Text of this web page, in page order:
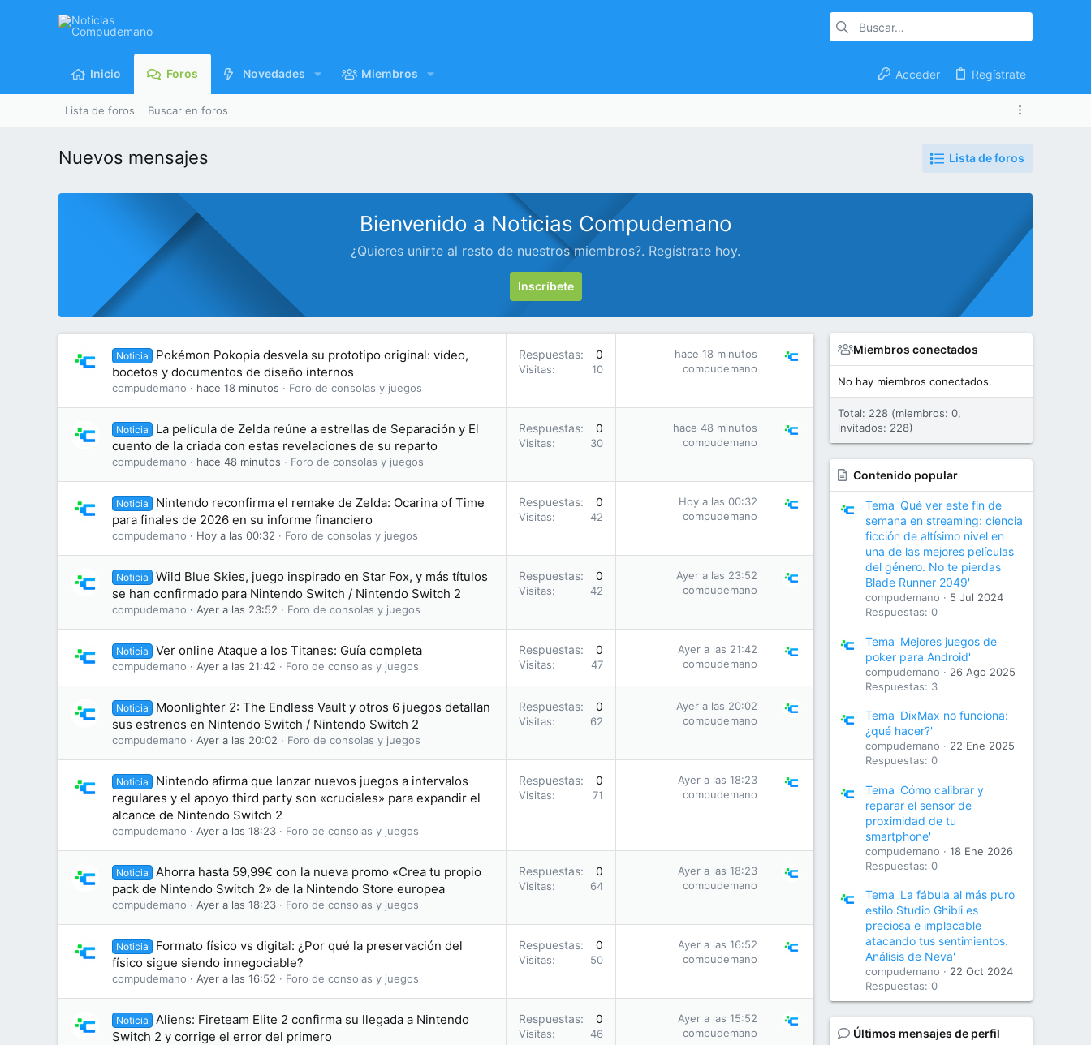
Inicio Foros Novedades Miembros Acceder Regístrate
Lista de foros Buscar en foros
Nuevos mensajes Lista de foros
Bienvenido a Noticias Compudemano
¿Quieres unirte al resto de nuestros miembros?. Regístrate hoy.
Inscríbete
Noticia
Pokémon Pokopia desvela su prototipo original: vídeo,
bocetos y documentos de diseño internos
compudemano hace 18 minutos Foro de consolas y juegos
Respuestas 0
Visitas 10
hace 18 minutos
compudemano
Noticia
La película de Zelda reúne a estrellas de Separación y El
cuento de la criada con estas revelaciones de su reparto
compudemano hace 48 minutos Foro de consolas y juegos
Respuestas 0
Visitas 30
hace 48 minutos
compudemano
Noticia
Nintendo reconfirma el remake de Zelda: Ocarina of Time
para finales de 2026 en su informe financiero
compudemano Hoy a las 00:32 Foro de consolas y juegos
Respuestas 0
Visitas 42
Hoy a las 00:32
compudemano
Noticia
Wild Blue Skies, juego inspirado en Star Fox, y más títulos
se han confirmado para Nintendo Switch / Nintendo Switch 2
compudemano Ayer a las 23:52 Foro de consolas y juegos
Respuestas 0
Visitas 42
Ayer a las 23:52
compudemano
Noticia Ver online Ataque a los Titanes: Guía completa
compudemano Ayer a las 21:42 Foro de consolas y juegos
Respuestas 0
Visitas 47
Ayer a las 21:42
compudemano
Noticia
Moonlighter 2: The Endless Vault y otros 6 juegos detallan
sus estrenos en Nintendo Switch / Nintendo Switch 2
compudemano Ayer a las 20:02 Foro de consolas y juegos
Respuestas 0
Visitas 62
Ayer a las 20:02
compudemano
Noticia
Nintendo afirma que lanzar nuevos juegos a intervalos
regulares y el apoyo third party son «cruciales» para expandir el
alcance de Nintendo Switch 2
compudemano Ayer a las 18:23 Foro de consolas y juegos
Respuestas 0
Visitas 71
Ayer a las 18:23
compudemano
Noticia
Ahorra hasta 59,99€ con la nueva promo «Crea tu propio
pack de Nintendo Switch 2» de la Nintendo Store europea
compudemano Ayer a las 18:23 Foro de consolas y juegos
Respuestas 0
Visitas 64
Ayer a las 18:23
compudemano
Noticia
Formato físico vs digital: ¿Por qué la preservación del
físico sigue siendo innegociable?
compudemano Ayer a las 16:52 Foro de consolas y juegos
Respuestas 0
Visitas 50
Ayer a las 16:52
compudemano
Noticia
Aliens: Fireteam Elite 2 confirma su llegada a Nintendo
Switch 2 y corrige el error del primero
Respuestas 0
Visitas 46
Ayer a las 15:52
compudemano
Miembros conectados
No hay miembros conectados.
Total: 228 (miembros: 0,
invitados: 228)
Contenido popular
Tema 'Qué ver este fin de
semana en streaming: ciencia
ficción de altísimo nivel en
una de las mejores películas
del género. No te pierdas
Blade Runner 2049'
compudemano
5 Jul 2024
Respuestas: 0
Tema 'Mejores juegos de
poker para Android'
compudemano
26 Ago 2025
Respuestas: 3
Tema 'DixMax no funciona:
¿qué hacer?'
compudemano
22 Ene 2025
Respuestas: 0
Tema 'Cómo calibrar y
reparar el sensor de
proximidad de tu
smartphone'
compudemano
18 Ene 2026
Respuestas: 0
Tema 'La fábula al más puro
estilo Studio Ghibli es
preciosa e implacable
atacando tus sentimientos.
Análisis de Neva'
compudemano
22 Oct 2024
Respuestas: 0
Últimos mensajes de perfil